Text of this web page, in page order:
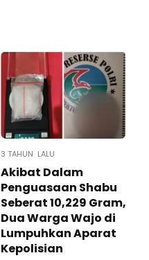
3 TAHUN LALU
Akibat Dalam
Penguasaan Shabu
Seberat 10,229 Gram,
Dua Warga Wajo di
Lumpuhkan Aparat
Kepolisian